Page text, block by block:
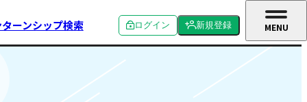
ーンシップ検索 ログイン 新規登録 MENU